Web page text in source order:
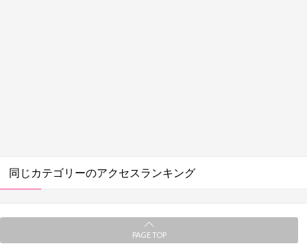
同じカテゴリーのアクセスランキング
PAGE TOP